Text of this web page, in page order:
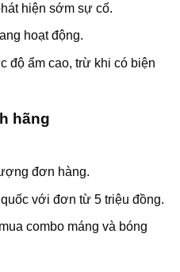
hiện sớm sự cố.
hoạt động.
độ ẩm cao, trừ khi có biện
hãng
đơn hàng.
với đơn từ 5 triệu đồng.
combo máng và bóng